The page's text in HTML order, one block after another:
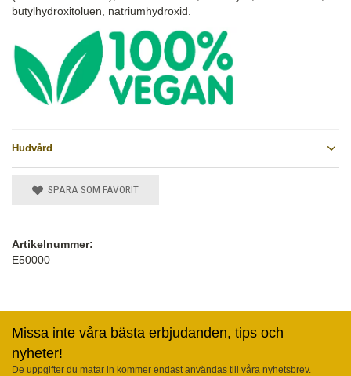
Hudvård
butylhydroxitoluen, natriumhydroxid.
SPARA SOM FAVORIT
Artikelnummer:
E50000
Missa inte våra bästa erbjudanden, tips och
nyheter!
De uppgifter du matar in kommer endast användas till våra nyhetsbrev.